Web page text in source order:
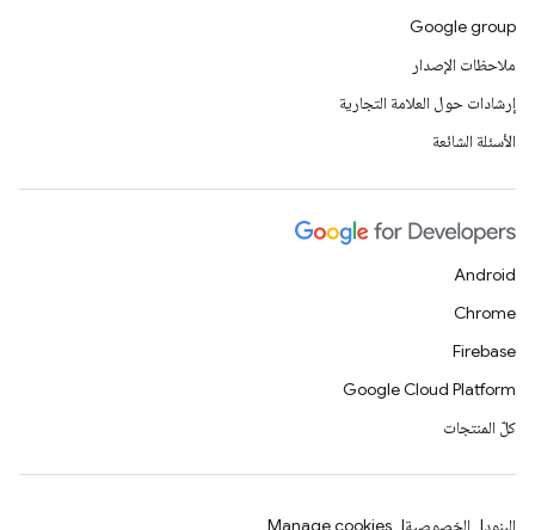
Google group
ملاحظات الإصدار
إرشادات حول العلامة التجارية
الأسئلة الشائعة
Android
Chrome
Firebase
Google Cloud Platform
كلّ المنتجات
البنود الخصوصية Manage cookies